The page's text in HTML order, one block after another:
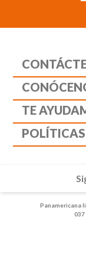
TE
POLÍTICAS
Panamericana
037